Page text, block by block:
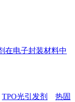
在电子封装材料中
TPO光引发剂
热固